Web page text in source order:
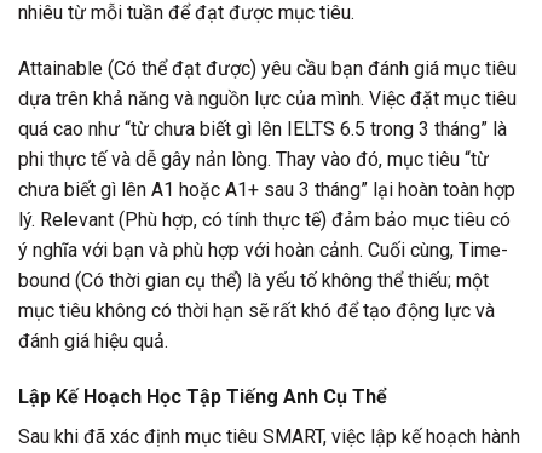
nhiêu từ mỗi tuần để đạt được mục tiêu.
Attainable (Có thể đạt được) yêu cầu bạn đánh giá mục tiêu
dựa trên khả năng và nguồn lực của mình. Việc đặt mục tiêu
quá cao như “từ chưa biết gì lên IELTS 6.5 trong 3 tháng” là
phi thực tế và dễ gây nản lòng. Thay vào đó, mục tiêu “từ
chưa biết gì lên A1 hoặc A1+ sau 3 tháng” lại hoàn toàn hợp
lý. Relevant (Phù hợp, có tính thực tế) đảm bảo mục tiêu có
ý nghĩa với bạn và phù hợp với hoàn cảnh. Cuối cùng, Time-
bound (Có thời gian cụ thể) là yếu tố không thể thiếu; một
mục tiêu không có thời hạn sẽ rất khó để tạo động lực và
đánh giá hiệu quả.
Lập Kế Hoạch Học Tập Tiếng Anh Cụ Thể
Sau khi đã xác định mục tiêu SMART, việc lập kế hoạch hành